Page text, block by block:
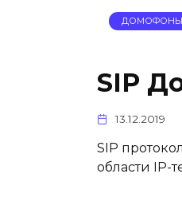
ДОМОФОНЫ
SIP
13.12.2019
SIP
области IP-